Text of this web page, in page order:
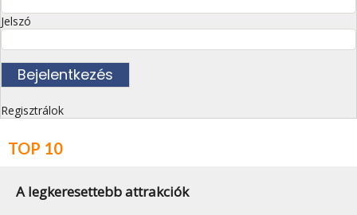
Jelszó
Regisztrálok
TOP 10
A legkeresettebb attrakciók